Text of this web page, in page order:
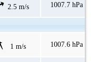
2.5 m/s 1007.7 hPa
1 m/s 1007.6 hPa